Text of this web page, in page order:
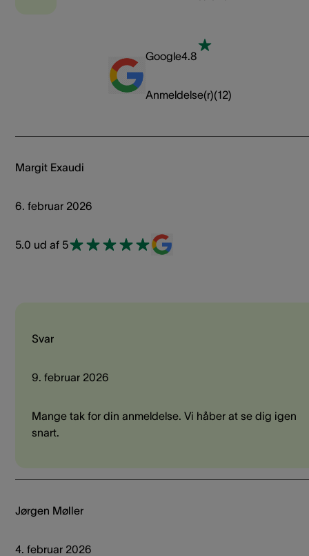
Google4.8
Anmeldelse(r)(12)
Margit Exaudi
6. februar 2026
5.0 ud af 5
Svar
9. februar 2026
Mange tak for din anmeldelse. Vi håber at se dig igen
snart.
Jørgen Møller
4. februar 2026